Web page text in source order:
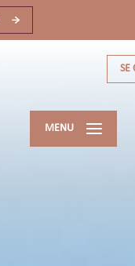
SE
MENU